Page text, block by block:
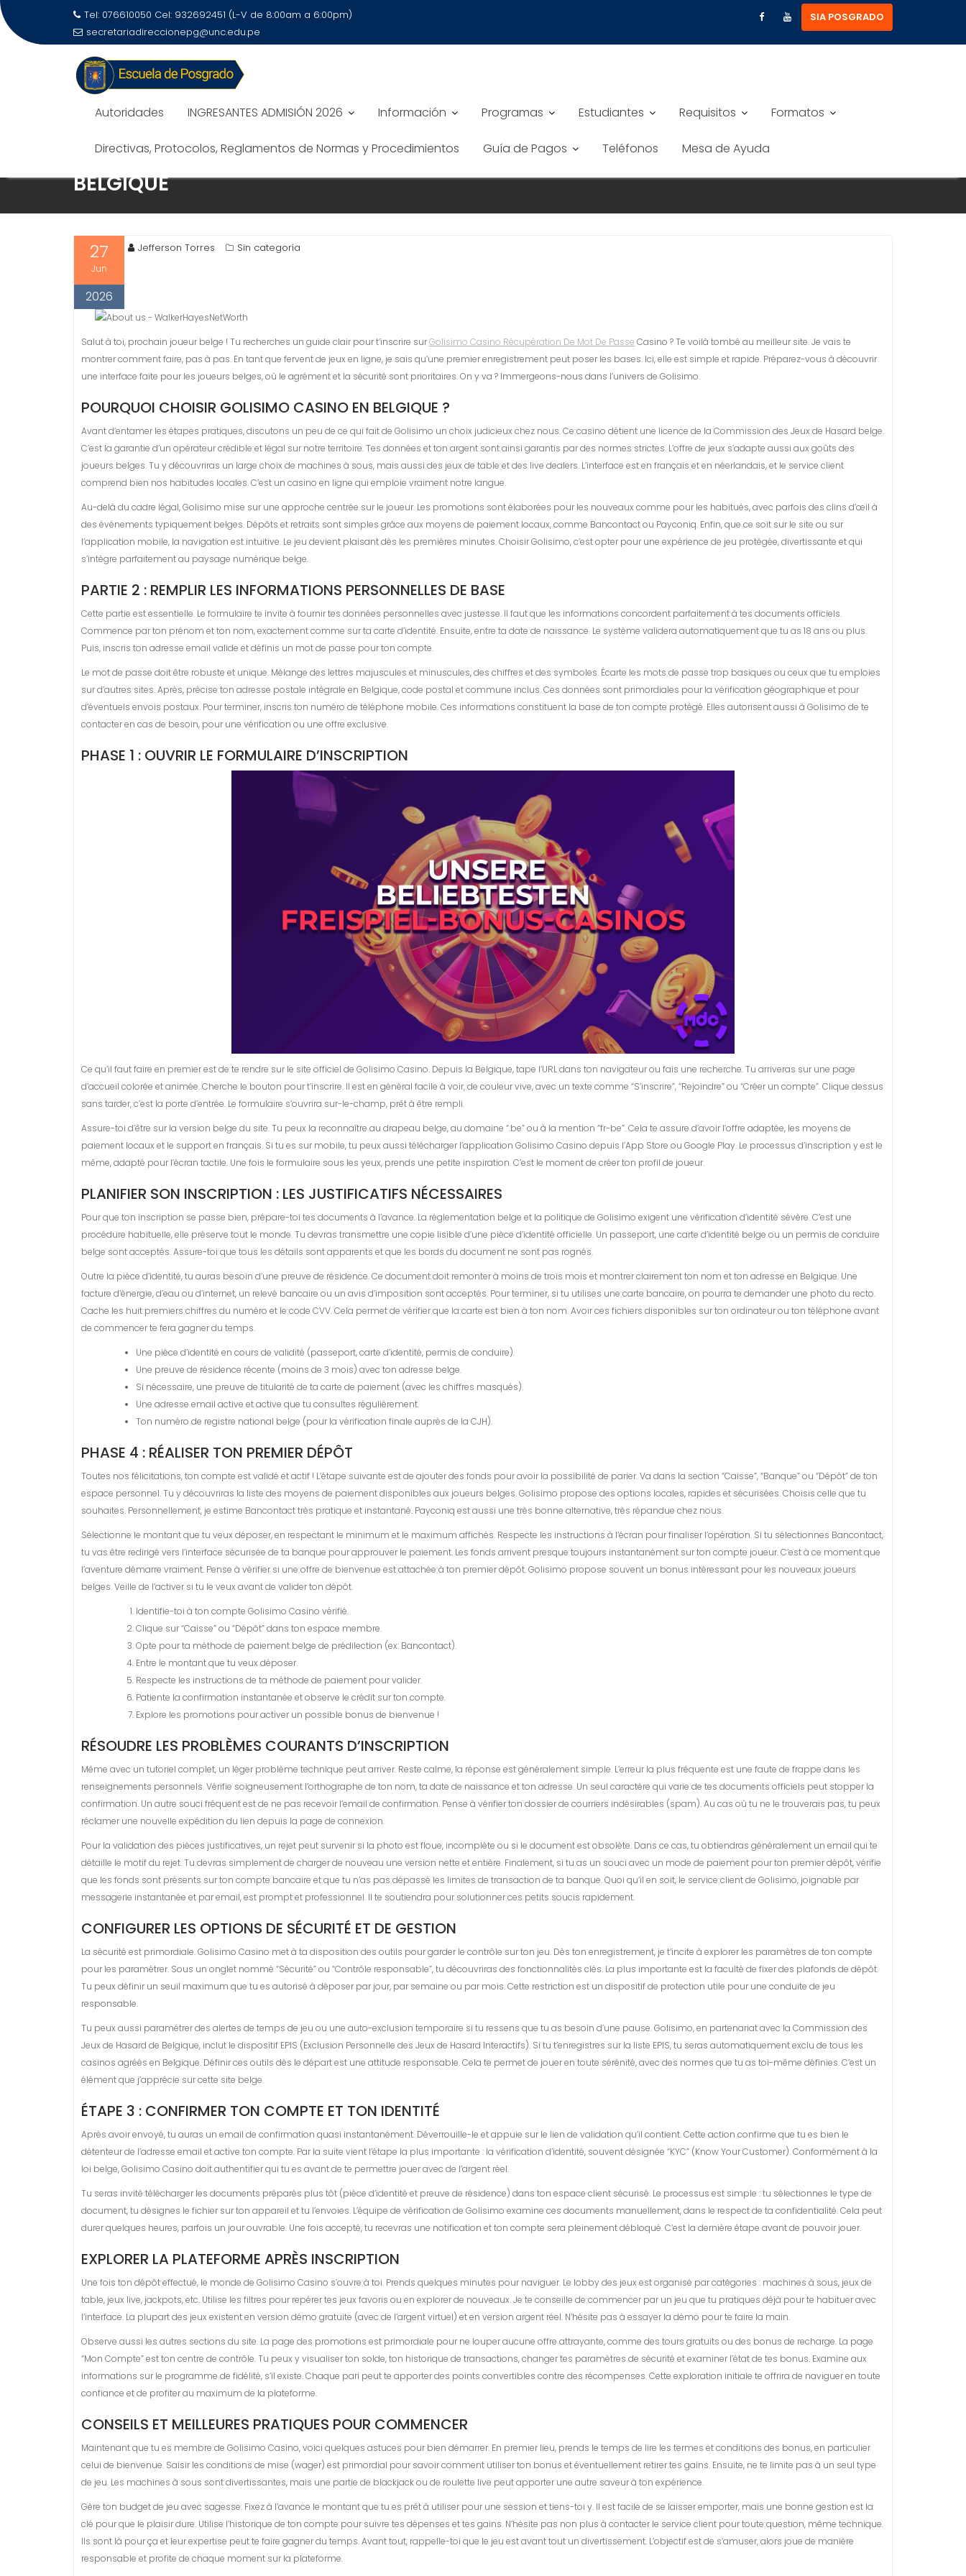
Tel: 076610050 Cel: 932692451 (L-V de 8:00am a 6:00pm)
secretariadireccionepg@unc.edu.pe
SIA POSGRADO
Autoridades INGRESANTES ADMISIÓN 2026 Información Programas Estudiantes Requisitos Formatos
Directivas, Protocolos, Reglamentos de Normas y Procedimientos Guía de Pagos Teléfonos Mesa de Ayuda
TUTORIEL D’ADHÉSION : INSTRUCTIONS ÉTAPE PAR ÉTAPE POUR REJOINDRE GOLISIMO
BELGIQUE
27
Jun
2026
Jefferson Torres Sin categoría
Salut à toi, prochain joueur belge ! Tu recherches un guide clair pour t’inscrire surGolisimo Casino Récupération De Mot De Passe Casino ? Te voilà tombé au meilleur site. Je vais te
montrer comment faire, pas à pas. En tant que fervent de jeux en ligne, je sais qu’une premier enregistrement peut poser les bases. Ici, elle est simple et rapide. Préparez-vous à découvrir
une interface faite pour les joueurs belges, où le agrément et la sécurité sont prioritaires. On y va ? Immergeons-nous dans l’univers de Golisimo.
POURQUOI CHOISIR GOLISIMO CASINO EN BELGIQUE ?
Avant d’entamer les étapes pratiques, discutons un peu de ce qui fait de Golisimo un choix judicieux chez nous. Ce casino détient une licence de la Commission des Jeux de Hasard belge.
C’est la garantie d’un opérateur crédible et légal sur notre territoire. Tes données et ton argent sont ainsi garantis par des normes strictes. L’offre de jeux s’adapte aussi aux goûts des
joueurs belges. Tu y découvriras un large choix de machines à sous, mais aussi des jeux de table et des live dealers. L’interface est en français et en néerlandais, et le service client
comprend bien nos habitudes locales. C’est un casino en ligne qui emploie vraiment notre langue.
Au-delà du cadre légal, Golisimo mise sur une approche centrée sur le joueur. Les promotions sont élaborées pour les nouveaux comme pour les habitués, avec parfois des clins d’œil à
des événements typiquement belges. Dépôts et retraits sont simples grâce aux moyens de paiement locaux, comme Bancontact ou Payconiq. Enfin, que ce soit sur le site ou sur
l’application mobile, la navigation est intuitive. Le jeu devient plaisant dès les premières minutes. Choisir Golisimo, c’est opter pour une expérience de jeu protégée, divertissante et qui
s’intègre parfaitement au paysage numérique belge.
PARTIE 2 : REMPLIR LES INFORMATIONS PERSONNELLES DE BASE
Cette partie est essentielle. Le formulaire te invite à fournir tes données personnelles avec justesse. Il faut que les informations concordent parfaitement à tes documents officiels.
Commence par ton prénom et ton nom, exactement comme sur ta carte d’identité. Ensuite, entre ta date de naissance. Le système validera automatiquement que tu as 18 ans ou plus.
Puis, inscris ton adresse email valide et définis un mot de passe pour ton compte.
Le mot de passe doit être robuste et unique. Mélange des lettres majuscules et minuscules, des chiffres et des symboles. Écarte les mots de passe trop basiques ou ceux que tu emploies
sur d’autres sites. Après, précise ton adresse postale intégrale en Belgique, code postal et commune inclus. Ces données sont primordiales pour la vérification géographique et pour
d’éventuels envois postaux. Pour terminer, inscris ton numéro de téléphone mobile. Ces informations constituent la base de ton compte protégé. Elles autorisent aussi à Golisimo de te
contacter en cas de besoin, pour une vérification ou une offre exclusive.
PHASE 1 : OUVRIR LE FORMULAIRE D’INSCRIPTION
Ce qu’il faut faire en premier est de te rendre sur le site officiel de Golisimo Casino. Depuis la Belgique, tape l’URL dans ton navigateur ou fais une recherche. Tu arriveras sur une page
d’accueil colorée et animée. Cherche le bouton pour t’inscrire. Il est en général facile à voir, de couleur vive, avec un texte comme “S’inscrire”, “Rejoindre” ou “Créer un compte”. Clique dessus
sans tarder, c’est la porte d’entrée. Le formulaire s’ouvrira sur-le-champ, prêt à être rempli.
Assure-toi d’être sur la version belge du site. Tu peux la reconnaître au drapeau belge, au domaine “.be” ou à la mention “fr-be”. Cela te assure d’avoir l’offre adaptée, les moyens de
paiement locaux et le support en français. Si tu es sur mobile, tu peux aussi télécharger l’application Golisimo Casino depuis l’App Store ou Google Play. Le processus d’inscription y est le
même, adapté pour l’écran tactile. Une fois le formulaire sous les yeux, prends une petite inspiration. C’est le moment de créer ton profil de joueur.
PLANIFIER SON INSCRIPTION : LES JUSTIFICATIFS NÉCESSAIRES
Pour que ton inscription se passe bien, prépare-toi tes documents à l’avance. La réglementation belge et la politique de Golisimo exigent une vérification d’identité sévère. C’est une
procédure habituelle, elle préserve tout le monde. Tu devras transmettre une copie lisible d’une pièce d’identité officielle. Un passeport, une carte d’identité belge ou un permis de conduire
belge sont acceptés. Assure-toi que tous les détails sont apparents et que les bords du document ne sont pas rognés.
Outre la pièce d’identité, tu auras besoin d’une preuve de résidence. Ce document doit remonter à moins de trois mois et montrer clairement ton nom et ton adresse en Belgique. Une
facture d’énergie, d’eau ou d’internet, un relevé bancaire ou un avis d’imposition sont acceptés. Pour terminer, si tu utilises une carte bancaire, on pourra te demander une photo du recto.
Cache les huit premiers chiffres du numéro et le code CVV. Cela permet de vérifier que la carte est bien à ton nom. Avoir ces fichiers disponibles sur ton ordinateur ou ton téléphone avant
de commencer te fera gagner du temps.
Une pièce d’identité en cours de validité (passeport, carte d’identité, permis de conduire).
Une preuve de résidence récente (moins de 3 mois) avec ton adresse belge.
Si nécessaire, une preuve de titularité de ta carte de paiement (avec les chiffres masqués).
Une adresse email active et active que tu consultes régulièrement.
Ton numéro de registre national belge (pour la vérification finale auprès de la CJH).
PHASE 4 : RÉALISER TON PREMIER DÉPÔT
Toutes nos félicitations, ton compte est validé et actif ! L’étape suivante est de ajouter des fonds pour avoir la possibilité de parier. Va dans la section “Caisse”, “Banque” ou “Dépôt” de ton
espace personnel. Tu y découvriras la liste des moyens de paiement disponibles aux joueurs belges. Golisimo propose des options locales, rapides et sécurisées. Choisis celle que tu
souhaites. Personnellement, je estime Bancontact très pratique et instantané. Payconiq est aussi une très bonne alternative, très répandue chez nous.
Sélectionne le montant que tu veux déposer, en respectant le minimum et le maximum affichés. Respecte les instructions à l’écran pour finaliser l’opération. Si tu sélectionnes Bancontact,
tu vas être redirigé vers l’interface sécurisée de ta banque pour approuver le paiement. Les fonds arrivent presque toujours instantanément sur ton compte joueur. C’est à ce moment que
l’aventure démarre vraiment. Pense à vérifier si une offre de bienvenue est attachée à ton premier dépôt. Golisimo propose souvent un bonus intéressant pour les nouveaux joueurs
belges. Veille de l’activer si tu le veux avant de valider ton dépôt.
Identifie-toi à ton compte Golisimo Casino vérifié.
Clique sur “Caisse” ou “Dépôt” dans ton espace membre.
Opte pour ta méthode de paiement belge de prédilection (ex: Bancontact).
Entre le montant que tu veux déposer.
Respecte les instructions de ta méthode de paiement pour valider.
Patiente la confirmation instantanée et observe le crédit sur ton compte.
Explore les promotions pour activer un possible bonus de bienvenue !
RÉSOUDRE LES PROBLÈMES COURANTS D’INSCRIPTION
Même avec un tutoriel complet, un léger problème technique peut arriver. Reste calme, la réponse est généralement simple. L’erreur la plus fréquente est une faute de frappe dans les
renseignements personnels. Vérifie soigneusement l’orthographe de ton nom, ta date de naissance et ton adresse. Un seul caractère qui varie de tes documents officiels peut stopper la
confirmation. Un autre souci fréquent est de ne pas recevoir l’email de confirmation. Pense à vérifier ton dossier de courriers indésirables (spam). Au cas où tu ne le trouverais pas, tu peux
réclamer une nouvelle expédition du lien depuis la page de connexion.
Pour la validation des pièces justificatives, un rejet peut survenir si la photo est floue, incomplète ou si le document est obsolète. Dans ce cas, tu obtiendras généralement un email qui te
détaille le motif du rejet. Tu devras simplement de charger de nouveau une version nette et entière. Finalement, si tu as un souci avec un mode de paiement pour ton premier dépôt, vérifie
que les fonds sont présents sur ton compte bancaire et que tu n’as pas dépassé les limites de transaction de ta banque. Quoi qu’il en soit, le service client de Golisimo, joignable par
messagerie instantanée et par email, est prompt et professionnel. Il te soutiendra pour solutionner ces petits soucis rapidement.
CONFIGURER LES OPTIONS DE SÉCURITÉ ET DE GESTION
La sécurité est primordiale. Golisimo Casino met à ta disposition des outils pour garder le contrôle sur ton jeu. Dès ton enregistrement, je t’incite à explorer les paramètres de ton compte
pour les paramétrer. Sous un onglet nommé “Sécurité” ou “Contrôle responsable”, tu découvriras des fonctionnalités clés. La plus importante est la faculté de fixer des plafonds de dépôt.
Tu peux définir un seuil maximum que tu es autorisé à déposer par jour, par semaine ou par mois. Cette restriction est un dispositif de protection utile pour une conduite de jeu
responsable.
Tu peux aussi paramétrer des alertes de temps de jeu ou une auto-exclusion temporaire si tu ressens que tu as besoin d’une pause. Golisimo, en partenariat avec la Commission des
Jeux de Hasard de Belgique, inclut le dispositif EPIS (Exclusion Personnelle des Jeux de Hasard Interactifs). Si tu t’enregistres sur la liste EPIS, tu seras automatiquement exclu de tous les
casinos agréés en Belgique. Définir ces outils dès le départ est une attitude responsable. Cela te permet de jouer en toute sérénité, avec des normes que tu as toi-même définies. C’est un
élément que j’apprécie sur cette site belge.
ÉTAPE 3 : CONFIRMER TON COMPTE ET TON IDENTITÉ
Après avoir envoyé, tu auras un email de confirmation quasi instantanément. Déverrouille-le et appuie sur le lien de validation qu’il contient. Cette action confirme que tu es bien le
détenteur de l’adresse email et active ton compte. Par la suite vient l’étape la plus importante : la vérification d’identité, souvent désignée “KYC” (Know Your Customer). Conformément à la
loi belge, Golisimo Casino doit authentifier qui tu es avant de te permettre jouer avec de l’argent réel.
Tu seras invité télécharger les documents préparés plus tôt (pièce d’identité et preuve de résidence) dans ton espace client sécurisé. Le processus est simple : tu sélectionnes le type de
document, tu désignes le fichier sur ton appareil et tu l’envoies. L’équipe de vérification de Golisimo examine ces documents manuellement, dans le respect de ta confidentialité. Cela peut
durer quelques heures, parfois un jour ouvrable. Une fois accepté, tu recevras une notification et ton compte sera pleinement débloqué. C’est la dernière étape avant de pouvoir jouer.
EXPLORER LA PLATEFORME APRÈS INSCRIPTION
Une fois ton dépôt effectué, le monde de Golisimo Casino s’ouvre à toi. Prends quelques minutes pour naviguer. Le lobby des jeux est organisé par catégories : machines à sous, jeux de
table, jeux live, jackpots, etc. Utilise les filtres pour repérer tes jeux favoris ou en explorer de nouveaux. Je te conseille de commencer par un jeu que tu pratiques déjà pour te habituer avec
l’interface. La plupart des jeux existent en version démo gratuite (avec de l’argent virtuel) et en version argent réel. N’hésite pas à essayer la démo pour te faire la main.
Observe aussi les autres sections du site. La page des promotions est primordiale pour ne louper aucune offre attrayante, comme des tours gratuits ou des bonus de recharge. La page
“Mon Compte” est ton centre de contrôle. Tu peux y visualiser ton solde, ton historique de transactions, changer tes paramètres de sécurité et examiner l’état de tes bonus. Examine aux
informations sur le programme de fidélité, s’il existe. Chaque pari peut te apporter des points convertibles contre des récompenses. Cette exploration initiale te offrira de naviguer en toute
confiance et de profiter au maximum de la plateforme.
CONSEILS ET MEILLEURES PRATIQUES POUR COMMENCER
Maintenant que tu es membre de Golisimo Casino, voici quelques astuces pour bien démarrer. En premier lieu, prends le temps de lire les termes et conditions des bonus, en particulier
celui de bienvenue. Saisir les conditions de mise (wager) est primordial pour savoir comment utiliser ton bonus et éventuellement retirer tes gains. Ensuite, ne te limite pas à un seul type
de jeu. Les machines à sous sont divertissantes, mais une partie de blackjack ou de roulette live peut apporter une autre saveur à ton expérience.
Gère ton budget de jeu avec sagesse. Fixez à l’avance le montant que tu es prêt à utiliser pour une session et tiens-toi y. Il est facile de se laisser emporter, mais une bonne gestion est la
clé pour que le plaisir dure. Utilise l’historique de ton compte pour suivre tes dépenses et tes gains. N’hésite pas non plus à contacter le service client pour toute question, même technique.
Ils sont là pour ça et leur expertise peut te faire gagner du temps. Avant tout, rappelle-toi que le jeu est avant tout un divertissement. L’objectif est de s’amuser, alors joue de manière
responsable et profite de chaque moment sur la plateforme.